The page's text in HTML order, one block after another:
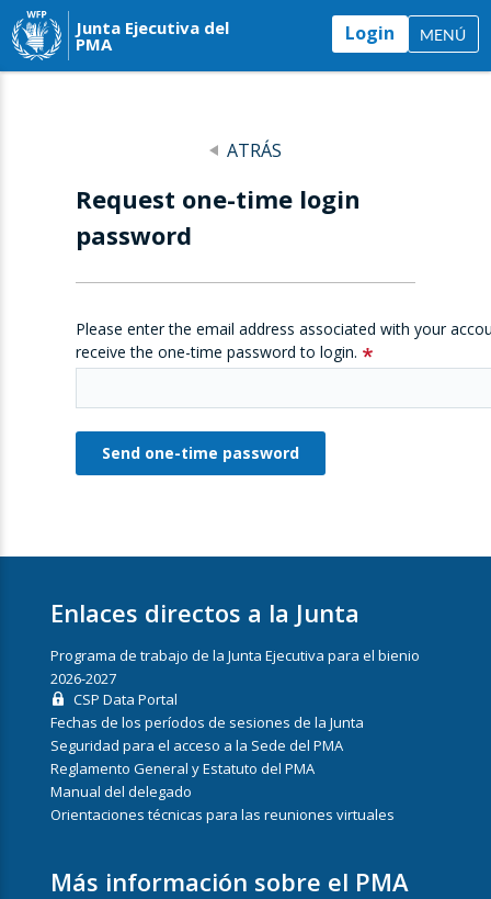
Junta Ejecutiva del
PMA Login MENÚ
ATRÁS
Request one-time login
password
Please enter the email address associated with your
receive the one-time password to login.
Enlaces directos a la Junta
Programa de trabajo de la Junta Ejecutiva para el bienio
2026-2027
CSP Data Portal
Fechas de los períodos de sesiones de la Junta
Seguridad para el acceso a la Sede del PMA
Reglamento General y Estatuto del PMA
Manual del delegado
Orientaciones técnicas para las reuniones virtuales
Más información sobre el PMA